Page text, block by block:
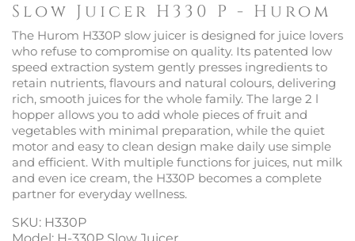
Slow Juicer H330 P - Hurom
The Hurom H330P slow juicer is designed for juice lovers
who refuse to compromise on quality. Its patented low
speed extraction system gently presses ingredients to
retain nutrients, flavours and natural colours, delivering
rich, smooth juices for the whole family. The large 2 l
hopper allows you to add whole pieces of fruit and
vegetables with minimal preparation, while the quiet
motor and easy to clean design make daily use simple
and efficient. With multiple functions for juices, nut milk
and even ice cream, the H330P becomes a complete
partner for everyday wellness.
SKU: H330P